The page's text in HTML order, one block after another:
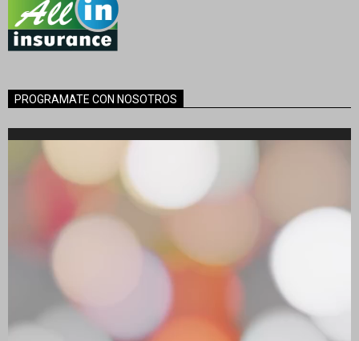
PROGRAMATE CON NOSOTROS
Reproductor